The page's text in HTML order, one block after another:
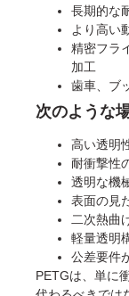
長期的な
より高い
精密フラ
加工
歯車、ブ
次のような
高い透明
耐衝撃性
透明な機
表面の見
二次熱曲
軽量透明
公差要件
PETGは、単に